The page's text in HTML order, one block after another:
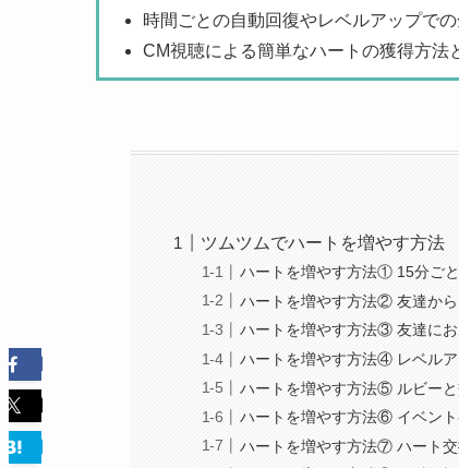
時間ごとの自動回復やレベルアップで
CM視聴による簡単なハートの獲得方法
ツムツムでハートを増やす方法
ハートを増やす方法① 15分ご
ハートを増やす方法② 友達から
ハートを増やす方法③ 友達にお
ハートを増やす方法④ レベル
ハートを増やす方法⑤ ルビー
ハートを増やす方法⑥ イベン
ハートを増やす方法⑦ ハート